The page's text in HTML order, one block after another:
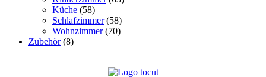
Küche (58)
Schlafzimmer (58)
Wohnzimmer (70)
Zubehör (8)